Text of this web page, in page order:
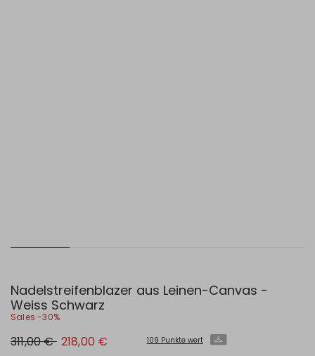
Nadelstreifenblazer aus Leinen-Canvas -
Weiss Schwarz
Sales -30%
Ursprünglicher
Preis
311,00 € Neuer
Preis
218,00 € 109 Punkte wert